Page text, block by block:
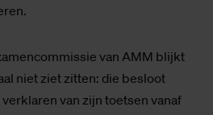
van AMM blijkt
niet ziet zitten: die besloot
van zijn toetsen vanaf